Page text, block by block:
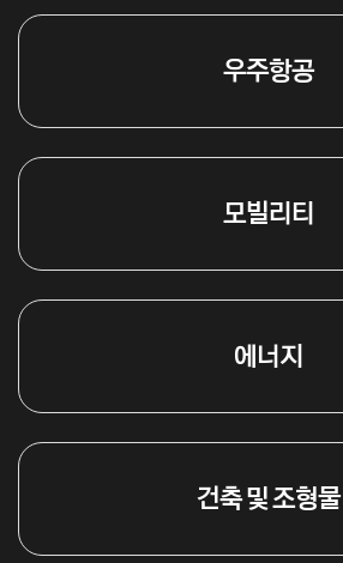
우주항공
모빌리티
에너지
건축 및 조형물